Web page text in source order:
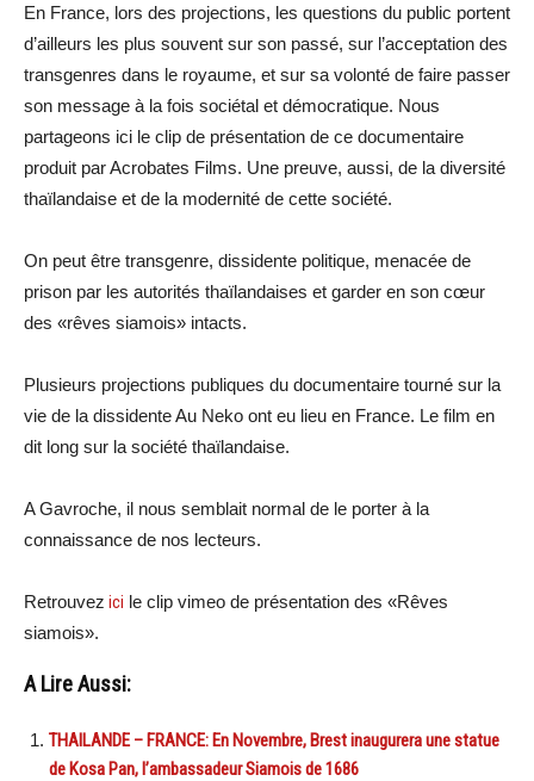
En France, lors des projections, les questions du public portent
d’ailleurs les plus souvent sur son passé, sur l’acceptation des
transgenres dans le royaume, et sur sa volonté de faire passer
son message à la fois sociétal et démocratique. Nous
partageons ici le clip de présentation de ce documentaire
produit par Acrobates Films. Une preuve, aussi, de la diversité
thaïlandaise et de la modernité de cette société.
On peut être transgenre, dissidente politique, menacée de
prison par les autorités thaïlandaises et garder en son cœur
des «rêves siamois» intacts.
Plusieurs projections publiques du documentaire tourné sur la
vie de la dissidente Au Neko ont eu lieu en France. Le film en
dit long sur la société thaïlandaise.
A Gavroche, il nous semblait normal de le porter à la
connaissance de nos lecteurs.
Retrouvez ici le clip vimeo de présentation des «Rêves
siamois».
A Lire Aussi:
THAILANDE – FRANCE: En Novembre, Brest inaugurera une statue
de Kosa Pan, l’ambassadeur Siamois de 1686